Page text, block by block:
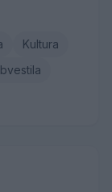
Kultura